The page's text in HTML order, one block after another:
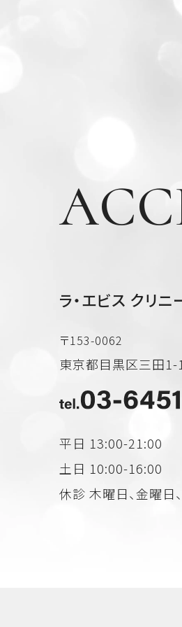
ラ・エビス クリ
〒153-0062
東京都目黒区三田
平日 13:00-21:00
土日 10:00-16:00
休診 木曜日、金曜日